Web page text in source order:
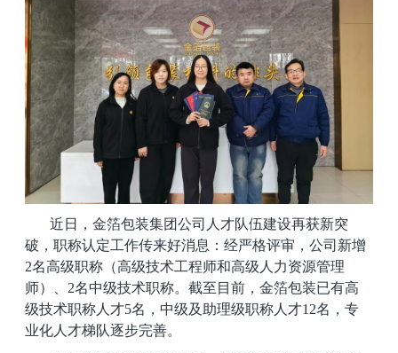
近日，金箔包装集团公司人才队伍建设再获新突
破，职称认定工作传来好消息：经严格评审，公司新增
2名高级职称（高级技术工程师和高级人力资源管理
师）、2名中级技术职称。截至目前，金箔包装已有高
级技术职称人才5名，中级及助理级职称人才12名，专
业化人才梯队逐步完善。